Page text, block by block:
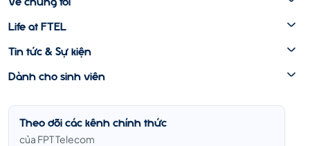
Life at FTEL
Tin tức & Sự kiện
Dành cho sinh viên
Theo dõi các kênh chính thức
của FPT Telecom